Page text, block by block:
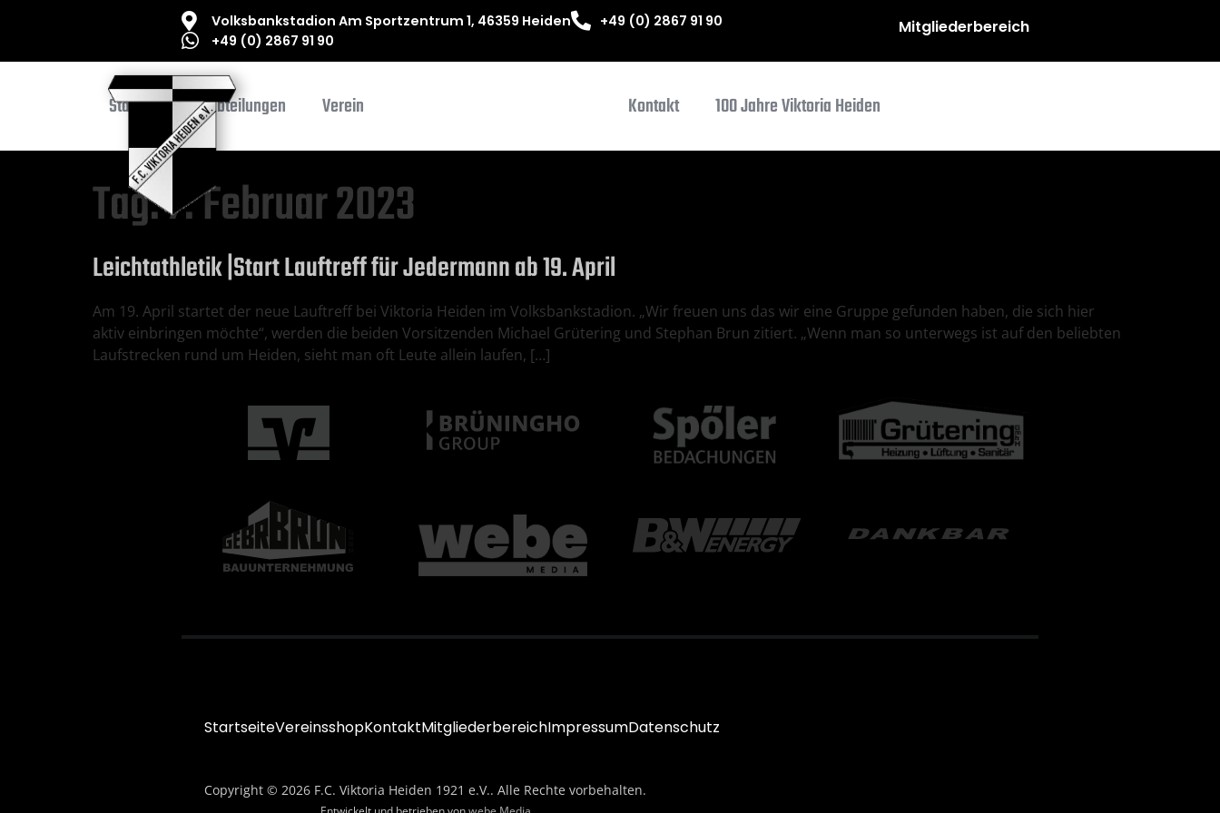
Volksbankstadion Am Sportzentrum 1, 46359 Heiden
+49 (0) 2867 91 90
+49 (0) 2867 91 90
Mitgliederbereich
Startseite Abteilungen Verein Kontakt 100 Jahre Viktoria Heiden
Tag:7. Februar 2023
Leichtathletik |Start Lauftreff für Jedermann ab 19. April
Am 19. April startet der neue Lauftreff bei Viktoria Heiden im Volksbankstadion. „Wir freuen uns das wir eine Gruppe gefunden haben, die sich hier
aktiv einbringen möchte“, werden die beiden Vorsitzenden Michael Grütering und Stephan Brun zitiert. „Wenn man so unterwegs ist auf den beliebten
Laufstrecken rund um Heiden, sieht man oft Leute allein laufen, […]
StartseiteVereinsshopKontaktMitgliederbereichImpressumDatenschutz
Copyright © 2026 F.C. Viktoria Heiden 1921 e.V.. Alle Rechte vorbehalten.